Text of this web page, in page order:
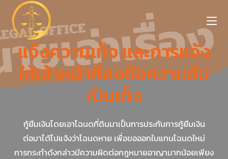
แจ้งความเท็จ และการแจ้ง
ให้เจ้าหน้าที่ลงข้อความอัน
เป็นเท็จ
กู้ยืมเงินโดยเอาโฉนดที่ดินมาเป็นการประกันการกู้ยืมเงิน
ต่อมาได้ไปแจ้งว่าโฉนดหาย เพื่อขอออกใบแทนโฉนดใหม่
การกระทำดังกล่าวมีความผิดต่อกฎหมายอาญามากน้อยเพียง